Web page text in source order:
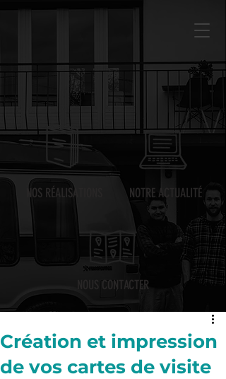
NOUS CONTACTER
NOTRE ACTUALITÉ
NOS RÉALISATIONS
Création et impression
de vos cartes de visite